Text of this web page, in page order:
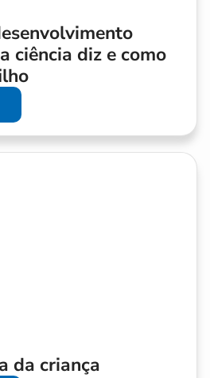
ciência diz e como
da criança